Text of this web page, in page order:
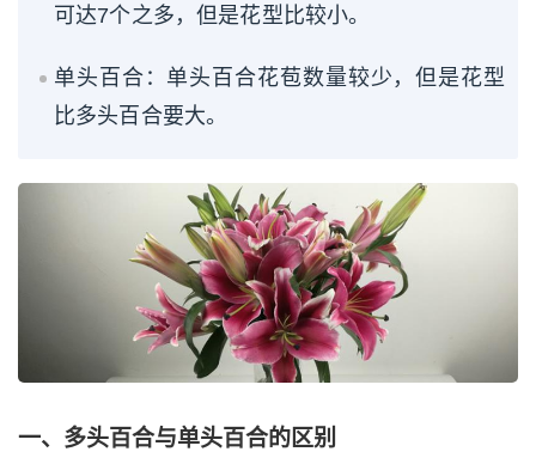
可达7个之多，但是花型比较小。
单头百合：单头百合花苞数量较少，但是花型
比多头百合要大。
一、多头百合与单头百合的区别